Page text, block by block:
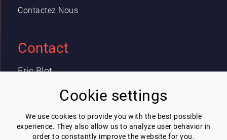
Cookie settings
We use cookies to provide you with the best possible
experience. They also allow us to analyze user behavior in
order to constantly improve the website for you.
Contactez Nous
Contact
Eric Blot
Newsletter